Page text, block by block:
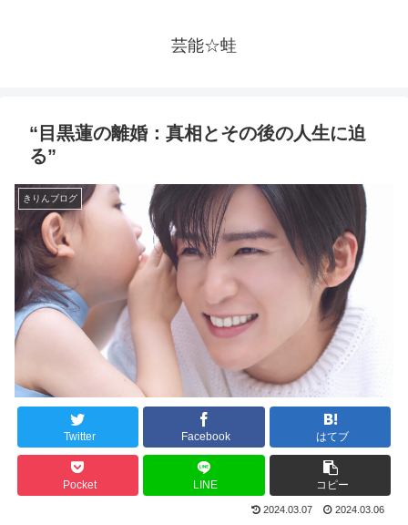
芸能☆蛙
“目黒蓮の離婚：真相とその後の人生に迫
る”
きりんブログ
Twitter Facebook はてブ
Pocket LINE コピー
2024.03.07 2024.03.06